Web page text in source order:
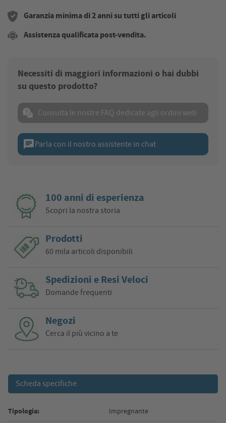
Garanzia minima di 2 anni su tutti gli articoli
Assistenza qualificata post-vendita.
Necessiti di maggiori informazioni o hai dubbi
su questo prodotto?
Consulta le nostre FAQ dedicate agli ordini web
chatParla con il nostro assistente in chat
100 anni di esperienza
Scopri la nostra storia
Prodotti
60 mila articoli disponibili
Spedizioni e Resi Veloci
Domande frequenti
Negozi
Cerca il più vicino a te
Scheda specifiche
Tipologia: Impregnante